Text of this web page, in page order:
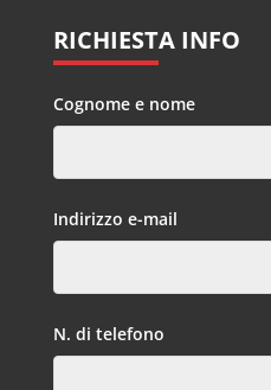
RICHIESTA INFO
Cognome e nome
Indirizzo e-mail
N. di telefono